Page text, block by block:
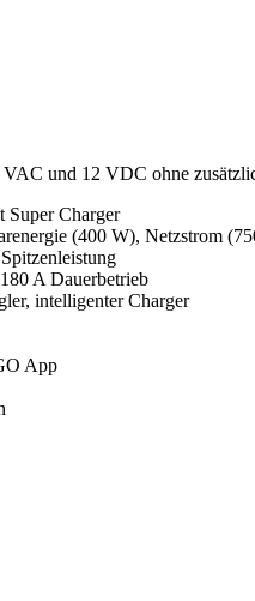
und 12 VDC ohne
Super Charger
(400 W), Netzstrom
A Dauerbetrieb
intelligenter Charger
App